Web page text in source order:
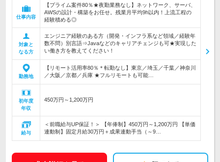
仕事内容
【プライム案件80％★夜勤業務なし】ネットワーク、サーバ、
AWSの設計・構築をお任せ。残業月平均9h以内！上流工程の
経験積める◎
対象と
なる方
エンジニア経験のある方（開発・インフラ系など領域／経験年
数不問）別言語⇒Javaなどのキャリアチェンジも可★実現した
い働き方を教えてください！
勤務地
【リモート活用率80％＊転勤なし】東京／埼玉／千葉／神奈川
／大阪／京都／兵庫 ★フルリモートも可能…
初年度
年収
450万円～1,200万円
給与
＜前職給与UP保証！＞ 【年俸制】450万円～1,200万円 【単価
連動制】固定月給30万円＋成果連動手当（～9…